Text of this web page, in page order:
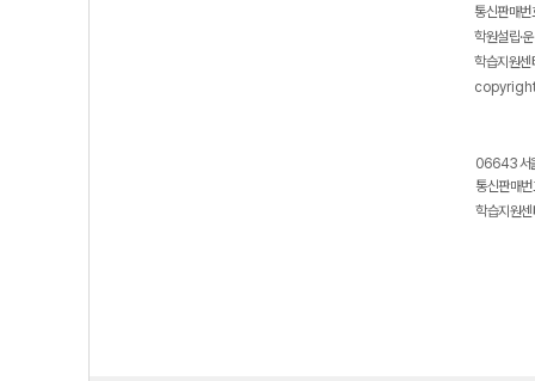
통신판매
학원설립·
학습지원
06643 서
통신판매
학습지원